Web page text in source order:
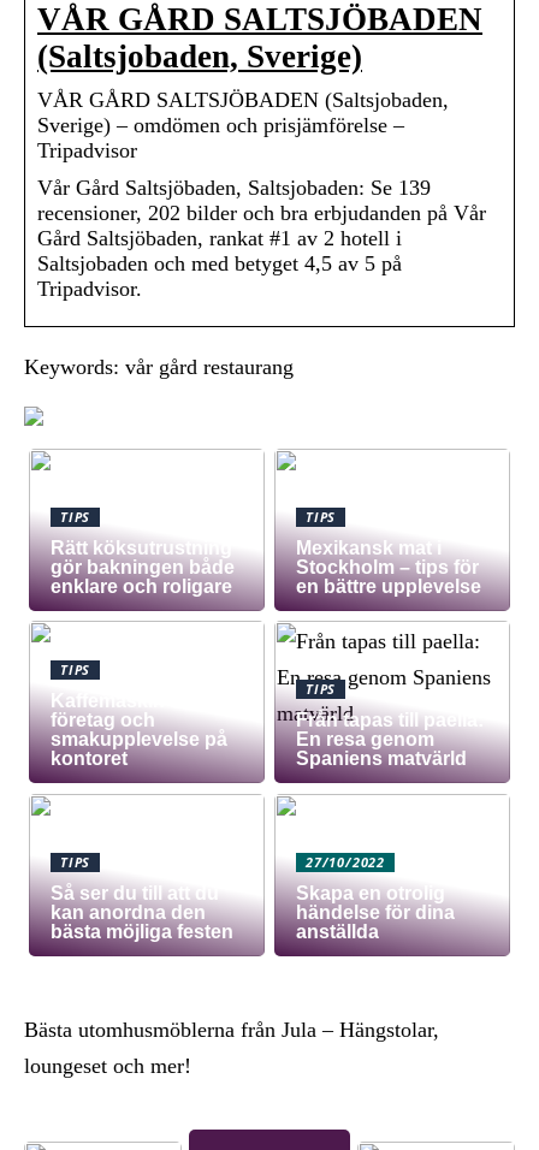
VÅR GÅRD SALTSJÖBADEN
(Saltsjobaden, Sverige)
VÅR GÅRD SALTSJÖBADEN (Saltsjobaden,
Sverige) – omdömen och prisjämförelse –
Tripadvisor
Vår Gård Saltsjöbaden, Saltsjobaden: Se 139
recensioner, 202 bilder och bra erbjudanden på Vår
Gård Saltsjöbaden, rankat #1 av 2 hotell i
Saltsjobaden och med betyget 4,5 av 5 på
Tripadvisor.
Keywords: vår gård restaurang
TIPS
Rätt köksutrustning
gör bakningen både
enklare och roligare
TIPS
Mexikansk mat i
Stockholm – tips för
en bättre upplevelse
TIPS
Kaffemaskin för
företag och
smakupplevelse på
kontoret
TIPS
Från tapas till paella:
En resa genom
Spaniens matvärld
TIPS
Så ser du till att du
kan anordna den
bästa möjliga festen
27/10/2022
Skapa en otrolig
händelse för dina
anställda
Bästa utomhusmöblerna från Jula – Hängstolar,
loungeset och mer!